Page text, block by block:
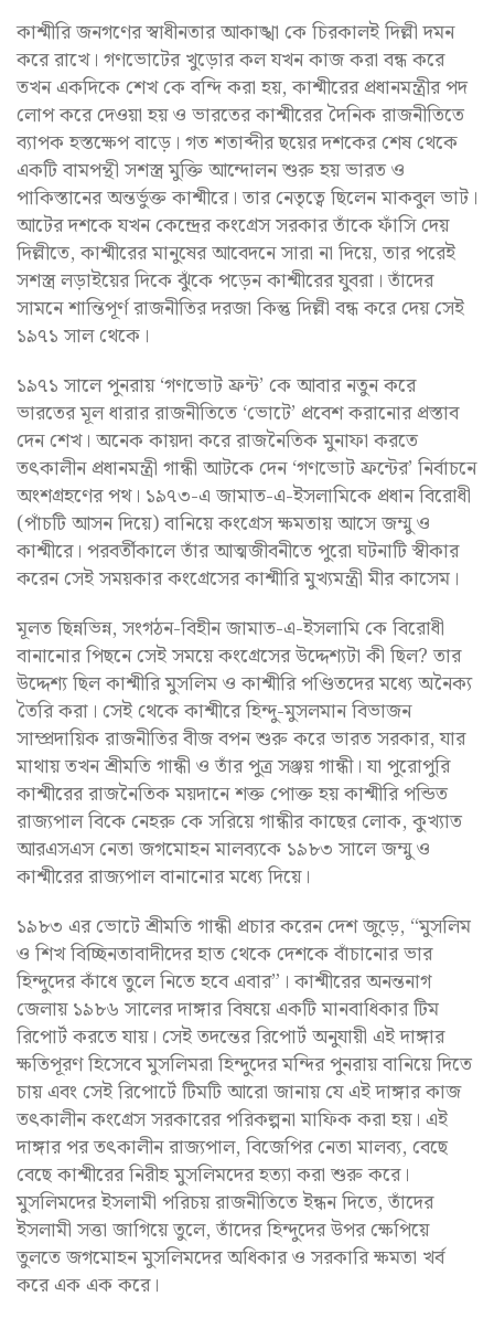
কাশ্মীরি জনগণের স্বাধীনতার আকাঙ্খা কে চিরকালই দিল্লী দমন
করে রাখে। গণভোটের খুড়োর কল যখন কাজ করা বন্ধ করে
তখন একদিকে শেখ কে বন্দি করা হয়, কাশ্মীরের প্রধানমন্ত্রীর পদ
লোপ করে দেওয়া হয় ও ভারতের কাশ্মীরের দৈনিক রাজনীতিতে
ব্যাপক হস্তক্ষেপ বাড়ে। গত শতাব্দীর ছয়ের দশকের শেষ থেকে
একটি বামপন্থী সশস্ত্র মুক্তি আন্দোলন শুরু হয় ভারত ও
পাকিস্তানের অন্তর্ভুক্ত কাশ্মীরে। তার নেতৃত্বে ছিলেন মাকবুল ভাট।
আটের দশকে যখন কেন্দ্রের কংগ্রেস সরকার তাঁকে ফাঁসি দেয়
দিল্লীতে, কাশ্মীরের মানুষের আবেদনে সারা না দিয়ে, তার পরেই
সশস্ত্র লড়াইয়ের দিকে ঝুঁকে পড়েন কাশ্মীরের যুবরা। তাঁদের
সামনে শান্তিপূর্ণ রাজনীতির দরজা কিন্তু দিল্লী বন্ধ করে দেয় সেই
১৯৭১ সাল থেকে।
১৯৭১ সালে পুনরায় ‘গণভোট ফ্রন্ট’ কে আবার নতুন করে
ভারতের মূল ধারার রাজনীতিতে ‘ভোটে’ প্রবেশ করানোর প্রস্তাব
দেন শেখ। অনেক কায়দা করে রাজনৈতিক মুনাফা করতে
তৎকালীন প্রধানমন্ত্রী গান্ধী আটকে দেন ‘গণভোট ফ্রন্টের’ নির্বাচনে
অংশগ্রহণের পথ। ১৯৭৩-এ জামাত-এ-ইসলামিকে প্রধান বিরোধী
(পাঁচটি আসন দিয়ে) বানিয়ে কংগ্রেস ক্ষমতায় আসে জম্মু ও
কাশ্মীরে। পরবর্তীকালে তাঁর আত্মজীবনীতে পুরো ঘটনাটি স্বীকার
করেন সেই সময়কার কংগ্রেসের কাশ্মীরি মুখ্যমন্ত্রী মীর কাসেম।
মূলত ছিন্নভিন্ন, সংগঠন-বিহীন জামাত-এ-ইসলামি কে বিরোধী
বানানোর পিছনে সেই সময়ে কংগ্রেসের উদ্দেশ্যটা কী ছিল? তার
উদ্দেশ্য ছিল কাশ্মীরি মুসলিম ও কাশ্মীরি পণ্ডিতদের মধ্যে অনৈক্য
তৈরি করা। সেই থেকে কাশ্মীরে হিন্দু-মুসলমান বিভাজন
সাম্প্রদায়িক রাজনীতির বীজ বপন শুরু করে ভারত সরকার, যার
মাথায় তখন শ্রীমতি গান্ধী ও তাঁর পুত্র সঞ্জয় গান্ধী। যা পুরোপুরি
কাশ্মীরের রাজনৈতিক ময়দানে শক্ত পোক্ত হয় কাশ্মীরি পন্ডিত
রাজ্যপাল বিকে নেহরু কে সরিয়ে গান্ধীর কাছের লোক, কুখ্যাত
আরএসএস নেতা জগমোহন মালব্যকে ১৯৮৩ সালে জম্মু ও
কাশ্মীরের রাজ্যপাল বানানোর মধ্যে দিয়ে।
১৯৮৩ এর ভোটে শ্রীমতি গান্ধী প্রচার করেন দেশ জুড়ে, “মুসলিম
ও শিখ বিচ্ছিনতাবাদীদের হাত থেকে দেশকে বাঁচানোর ভার
হিন্দুদের কাঁধে তুলে নিতে হবে এবার”। কাশ্মীরের অনন্তনাগ
জেলায় ১৯৮৬ সালের দাঙ্গার বিষয়ে একটি মানবাধিকার টিম
রিপোর্ট করতে যায়। সেই তদন্তের রিপোর্ট অনুযায়ী এই দাঙ্গার
ক্ষতিপূরণ হিসেবে মুসলিমরা হিন্দুদের মন্দির পুনরায় বানিয়ে দিতে
চায় এবং সেই রিপোর্টে টিমটি আরো জানায় যে এই দাঙ্গার কাজ
তৎকালীন কংগ্রেস সরকারের পরিকল্পনা মাফিক করা হয়। এই
দাঙ্গার পর তৎকালীন রাজ্যপাল, বিজেপির নেতা মালব্য, বেছে
বেছে কাশ্মীরের নিরীহ মুসলিমদের হত্যা করা শুরু করে।
মুসলিমদের ইসলামী পরিচয় রাজনীতিতে ইন্ধন দিতে, তাঁদের
ইসলামী সত্তা জাগিয়ে তুলে, তাঁদের হিন্দুদের উপর ক্ষেপিয়ে
তুলতে জগমোহন মুসলিমদের অধিকার ও সরকারি ক্ষমতা খর্ব
করে এক এক করে।